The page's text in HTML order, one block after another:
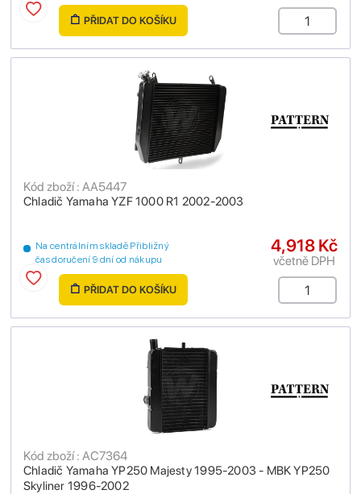
PŘIDAT DO KOŠÍKU
Chladič Yamaha YZF 1000 R1 2002-2003
Kód zboží : AA5447
Na centrálním skladě Přibližný
čas doručení 9 dní od nákupu
4,918 Kč
včetně DPH
PŘIDAT DO KOŠÍKU
Chladič Yamaha YP250 Majesty 1995-2003 - MBK YP250
Skyliner 1996-2002
Kód zboží : AC7364